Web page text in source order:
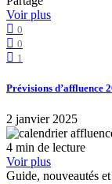
Voir plus
0
0
1
Prévisions d’affluence
2 janvier 2025
4 min de lecture
Voir plus
Guide, nouveautés